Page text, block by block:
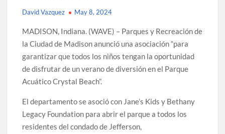
David Vazquez May 8, 2024
MADISON, Indiana. (WAVE) – Parques y Recreación de
la Ciudad de Madison anunció una asociación “para
garantizar que todos los niños tengan la oportunidad
de disfrutar de un verano de diversión en el Parque
Acuático Crystal Beach”.
El departamento se asoció con Jane’s Kids y Bethany
Legacy Foundation para abrir el parque a todos los
residentes del condado de Jefferson,